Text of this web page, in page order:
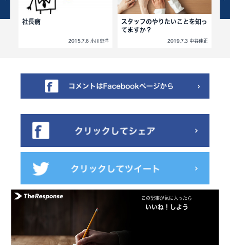
社長病
2015.7.6 小川忠洋
スタッフのやりたいことを知っ
てますか？
2019.7.3 中谷佳正
この記事が気に入ったら
いいね！しよう